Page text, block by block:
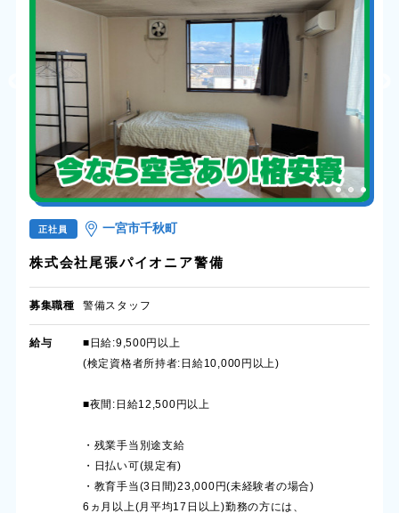
正社員 一宮市千秋町
株式会社尾張パイオニア警備
募集職種 警備スタッフ
給与
■日給:9,500円以上
(検定資格者所持者:日給10,000円以上)
■夜間:日給12,500円以上
・残業手当別途支給
・日払い可(規定有)
・教育手当(3日間)23,000円(未経験者の場合)
6ヵ月以上(月平均17日以上)勤務の方には、